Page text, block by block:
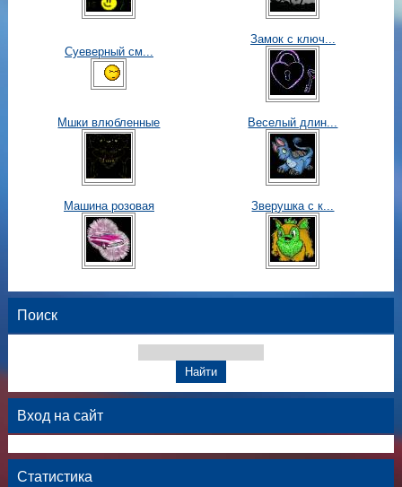
Суеверный см...
Замок с ключ...
Мшки влюбленные Веселый длин...
Машина розовая Зверушка с к...
Поиск
Вход на сайт
Статистика